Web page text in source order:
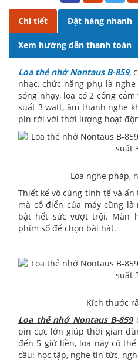
Chi tiết Đặt hàng nhanh
Xem hướng dẫn thanh toán
Loa thẻ nhớ Nontaus B-859,
nhạc, chức năng phụ là
sóng nhạy, loa có 2 cổng
suất 3 watt, âm thanh nghe
pin rời với thời lượng hoạt
Loa nghe pháp,
Thiết kế vô cùng tinh tế và
mà cổ điển của máy cũng
bật hết sức vượt trội. Màn
phím số để chọn bài hát.
Kích thước
Loa thẻ nhớ Nontaus B-859
pin cực lớn giúp thời gian
đến 5 giờ liền, loa này có
cầu: học tập, nghe tin tức,